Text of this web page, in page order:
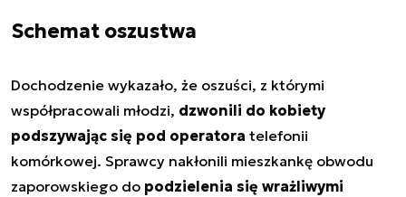
Schemat oszustwa
Dochodzenie wykazało, że oszuści, z którymi
współpracowali młodzi, dzwonili do kobiety
podszywając się pod operatora telefonii
komórkowej. Sprawcy nakłonili mieszkankę obwodu
zaporowskiego do podzielenia się wrażliwymi